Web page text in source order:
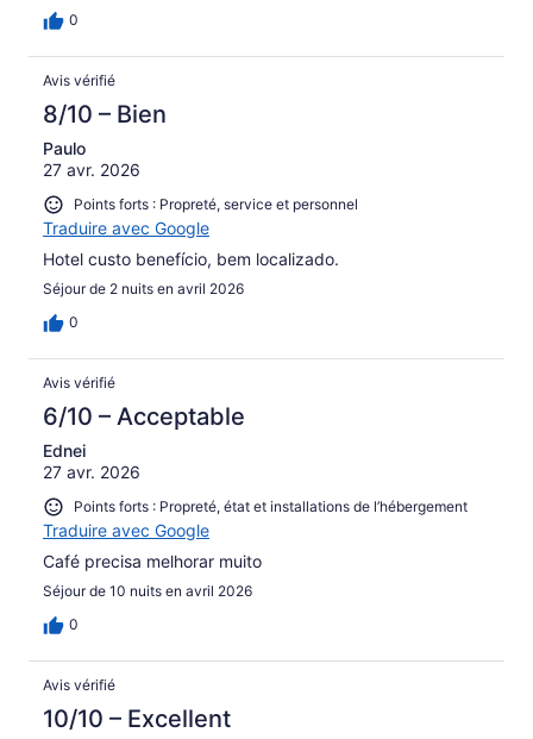
0
Avis vérifié
8/10 – Bien
Paulo
27 avr. 2026
Points forts : Propreté, service et personnel
Traduire avec Google
Hotel custo benefício, bem localizado.
Séjour de 2 nuits en avril 2026
0
Avis vérifié
6/10 – Acceptable
Ednei
27 avr. 2026
Points forts : Propreté, état et installations de l’hébergement
Traduire avec Google
Café precisa melhorar muito
Séjour de 10 nuits en avril 2026
0
Avis vérifié
10/10 – Excellent